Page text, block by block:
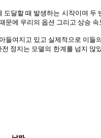
달할 때 발생하는 시작이며
문에 우리의 옵션 그리고 상승
들여지고 있고 실제적으로 이
정지는 모델의 한계를 넘지